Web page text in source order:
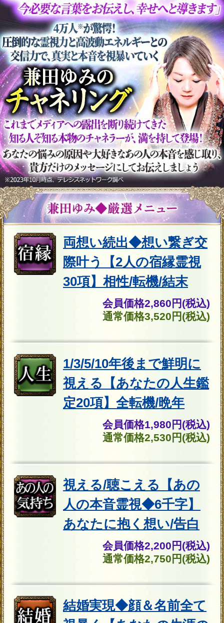
◆この先の運命は？あなたの人生全
てを知りたい方へ
⇒1/3/5/10年後まで鮮明に視える【あ
なたの人生鑑定20項】全転機/晩年
◆どうしても片想いのあの人との恋
を叶えたい方へ
⇒両想い続出◆想い繋ぎ交際叶う【2
人の宿縁霊視30項】相性/転機/結末
◆未来の結婚相手を知り、幸せな家
庭を築きたい方へ
⇒結婚実現◆顔＆名前全て視暴く
【あなたの生涯の伴侶】出会い/入籍
日
◆あの人の心の中をどこまでも知り
⇒視える/聴こえる【あの人の本音霊
視◆6千字】あなたに抱く想い/告白
をしたい方へ
⇒【片想い霊視】諦め気味/失恋寸前
⇒逆転成就◆2人の今/進展⇒恋結末
◆仕事でやりがいを見つけ、第一線
で活躍したい方へ
たの仕事好転占】現状/次転機⇒成功
本当の幸せを手にしたい方へ
⇒本気の不倫愛◆2人の絆を繋ぐ強制
成就占◆相手の本心/覚悟/最終結末
◆あの人とのSEX相性や本当の恋の
行方を知りたい方へ
人の隠された夜の顔/性癖/テク/愛情
トップページに戻る